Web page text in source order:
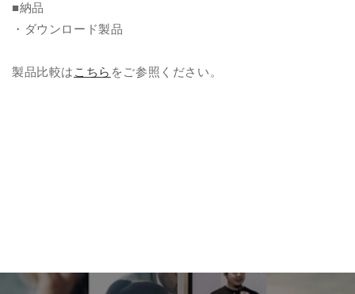
■納品
・ダウンロード製品
製品比較は こちら をご参照ください。